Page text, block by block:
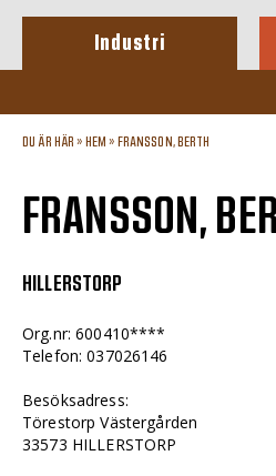
Industri
DU ÄR HÄR » HEM » FRANSSON, BERTH
FRANSSON,
HILLERSTORP
Org.nr: 600410****
Telefon: 037026146
Besöksadress:
Törestorp Västergården
33573 HILLERSTORP